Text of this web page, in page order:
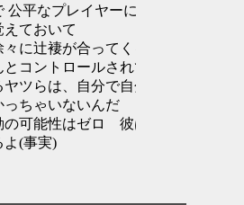
公平なプレイヤーには
ておいて
に辻褄が合ってくる
コントロールされてい
ツらは、自分で自分が
ちゃいないんだ
の可能性はゼロ 彼は完
よ(事実)